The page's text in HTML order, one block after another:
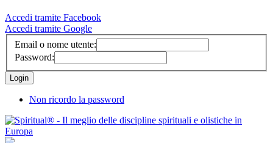
Accedi tramite Facebook
Accedi tramite Google
Email o nome utente:
Password:
Non ricordo la password